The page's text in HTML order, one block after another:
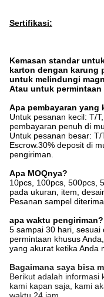
Tentang kami:
Didirikan pada tahun
Vision Plastik
produsen teknologi
mengkhususkan diri
magnet ferit.
Pabrik kami memiliki
produksi kelas satu dan
berarti kami dapat
pelanggan
ke Eropa, Amerika
Untuk semua, Kami
harga yang kompetitif
latar belakang yang kuat
melayani pelanggan
memperlakukan kami